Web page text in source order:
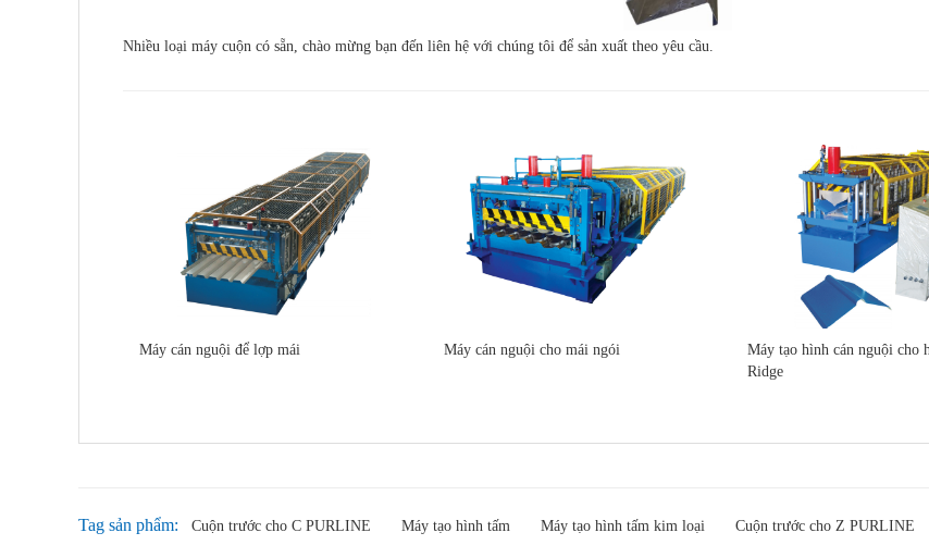
Nhiều loại máy cuộn có sẵn, chào mừng bạn đến liên hệ với chúng tôi để sản xuất theo yêu cầu.
Máy cán nguội để lợp mái Máy cán nguội cho mái ngói
Máy tạo hình cán nguội cho
Ridge
Tag sản phẩm: Cuộn trước cho C PURLINE Máy tạo hình tấm Máy tạo hình tấm kim loại Cuộn trước cho Z PURLINE